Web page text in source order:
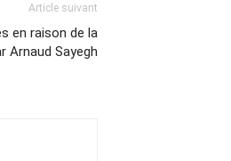
Article suivant
en raison de la
Arnaud Sayegh